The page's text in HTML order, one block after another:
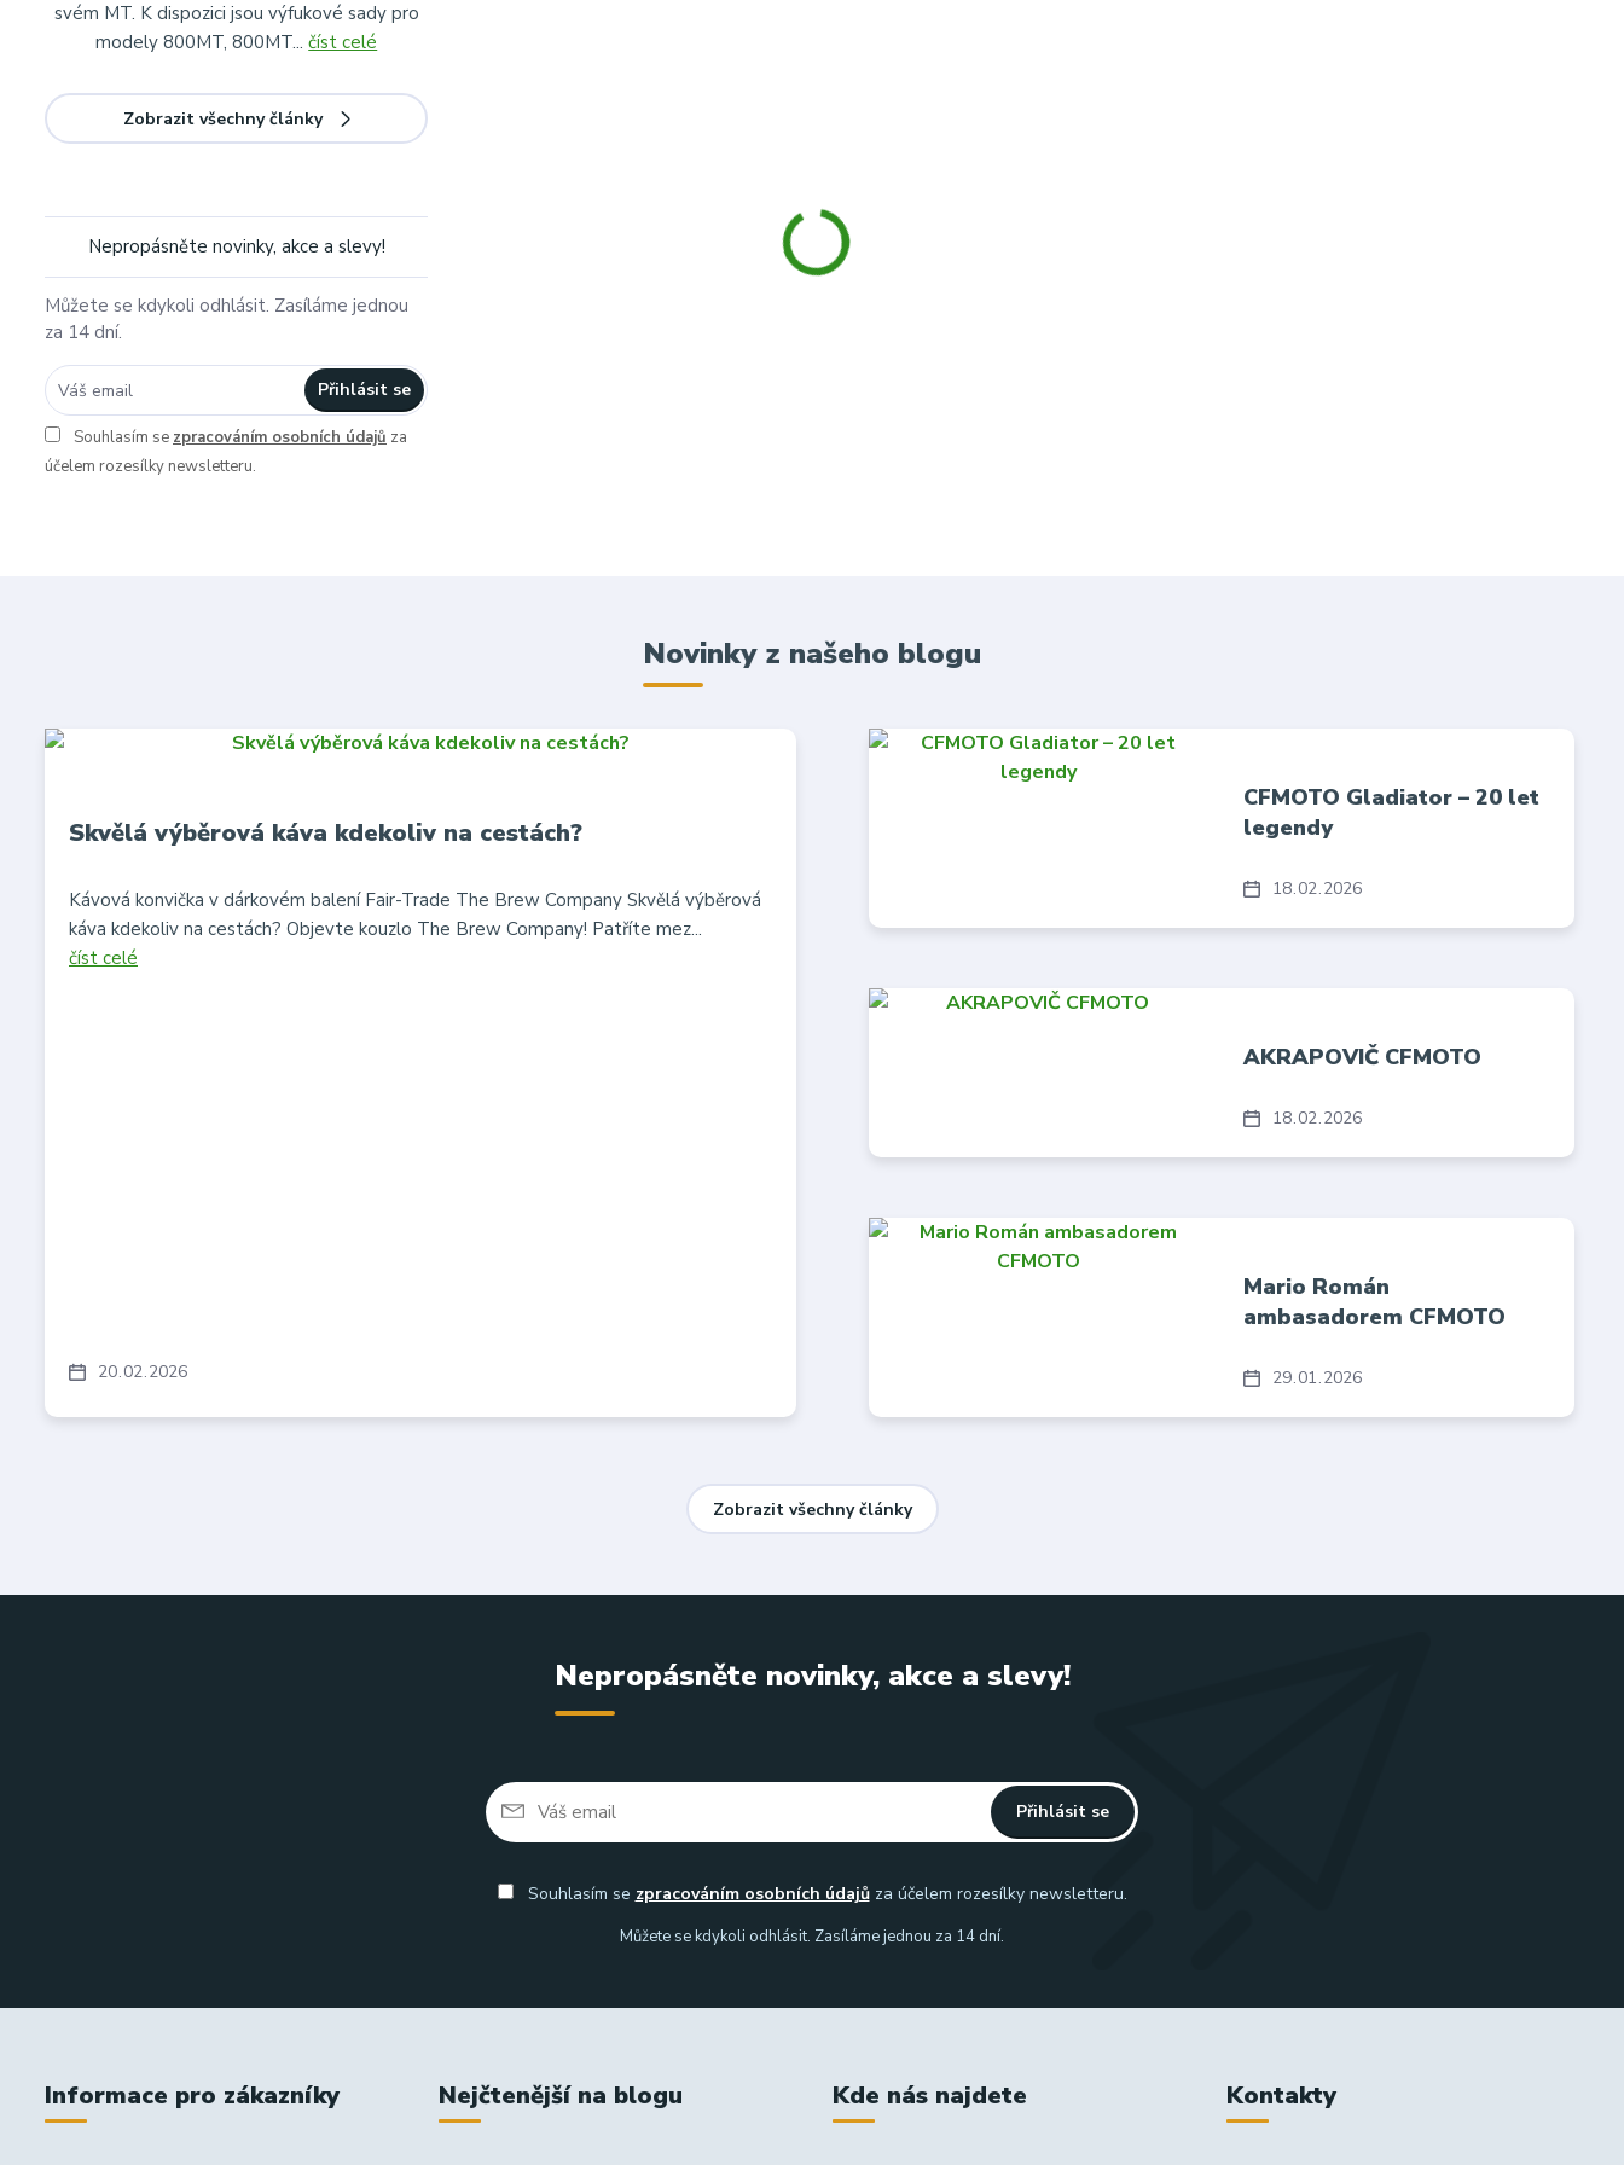
svém MT. K dispozici jsou výfukové sady pro
modely 800MT, 800MT...číst celé
Zobrazit všechny články
Nepropásněte novinky, akce a slevy!
Můžete se kdykoli odhlásit. Zasíláme jednou
za 14 dní.
Přihlásit se
Souhlasím se zpracováním osobních údajů za
účelem rozesílky newsletteru.
Novinky z našeho blogu
20 02 2026
Skvělá výběrová káva kdekoliv na cestách?
Kávová konvička v dárkovém balení Fair-Trade The Brew Company Skvělá výběrová
káva kdekoliv na cestách? Objevte kouzlo The Brew Company! Patříte mez...
číst celé
18 02 2026
CFMOTO Gladiator – 20 let
legendy
18 02 2026
AKRAPOVIČ CFMOTO
29 01 2026
Mario Román
ambasadorem CFMOTO
Zobrazit všechny články
Nepropásněte novinky, akce a slevy!
Přihlásit se
Souhlasím se zpracováním osobních údajůza účelem rozesílky newsletteru.
Můžete se kdykoli odhlásit. Zasíláme jednou za 14 dní.
Informace pro zákazníky Nejčtenější na blogu Kde nás najdete Kontakty